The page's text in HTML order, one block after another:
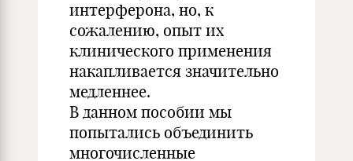
интерферона, но, к
сожалению, опыт их
клинического применения
накапливается значительно
медленнее.
В данном пособии мы
попытались объединить
многочисленные